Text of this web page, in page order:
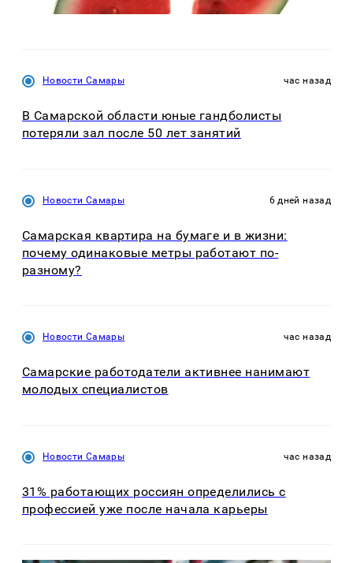
Новости Самары час назад
В Самарской области юные гандболисты
потеряли зал после 50 лет занятий
Новости Самары 6 дней назад
Самарская квартира на бумаге и в жизни:
почему одинаковые метры работают по-
разному?
Новости Самары час назад
Самарские работодатели активнее нанимают
молодых специалистов
Новости Самары час назад
31% работающих россиян определились с
профессией уже после начала карьеры